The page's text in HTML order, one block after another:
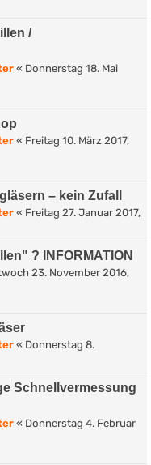
/
« Donnerstag 18. Mai
« Freitag 10. März 2017,
– kein Zufall
« Freitag 27. Januar 2017,
? INFORMATION
23. November 2016,
« Donnerstag 8.
Schnellvermessung
« Donnerstag 4. Februar